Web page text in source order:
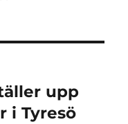
upp
i Tyresö